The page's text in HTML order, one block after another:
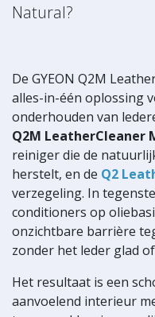
Natural?
De GYEON Q2M
alles-in-één oplossing
onderhouden van
Q2M LeatherCleaner
reiniger die de
herstelt, en de Q2
verzegeling. In
conditioners op
onzichtbare barrière
zonder het leder glad
Het resultaat is een
aanvoelend interieur